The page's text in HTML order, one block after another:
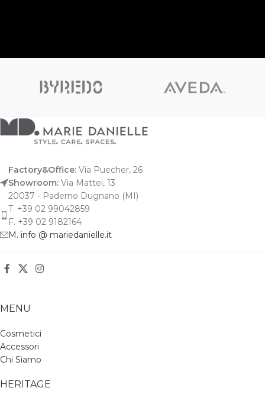
Factory&Office: Via Puecher, 26
Showroom: Via Mattei, 13
20037 - Paderno Dugnano (MI)
T. +39 02 99042859
F. +39 02 9182164
M. info @ mariedanielle.it
MENU
Cosmetici
Accessori
Chi Siamo
HERITAGE